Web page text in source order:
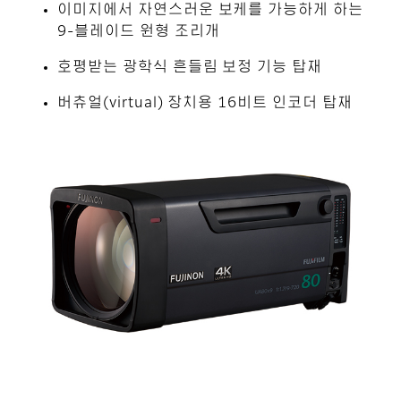
이미지에서 자연스러운 보케를 가능하게 하는
9-블레이드 원형 조리개
호평받는 광학식 흔들림 보정 기능 탑재
버츄얼(virtual) 장치용 16비트 인코더 탑재